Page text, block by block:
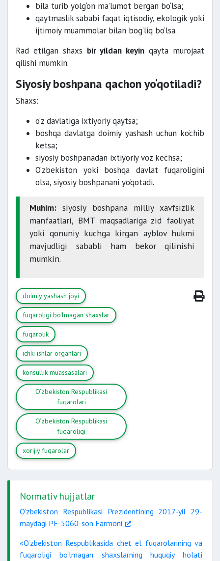
bila turib yolg‘on ma’lumot bergan bo‘lsa;
qaytmaslik sababi faqat iqtisodiy, ekologik yoki
ijtimoiy muammolar bilan bog‘liq bo‘lsa.
Rad etilgan shaxs bir yildan keyin qayta murojaat
qilishi mumkin.
Siyosiy boshpana qachon yo‘qotiladi?
Shaxs:
o‘z davlatiga ixtiyoriy qaytsa;
boshqa davlatga doimiy yashash uchun ko‘chib
ketsa;
siyosiy boshpanadan ixtiyoriy voz kechsa;
O‘zbekiston yoki boshqa davlat fuqaroligini
olsa, siyosiy boshpanani yo‘qotadi.
Muhim: siyosiy boshpana milliy xavfsizlik
manfaatlari, BMT maqsadlariga zid faoliyat
yoki qonuniy kuchga kirgan ayblov hukmi
mavjudligi sababli ham bekor qilinishi
mumkin.
doimiy yashash joyi
fuqaroligi bo‘lmagan shaxslar
fuqarolik
ichki ishlar organlari
konsullik muassasalari
O‘zbekiston Respublikasi
fuqarolari
O‘zbekiston Respublikasi
fuqaroligi
xorijiy fuqarolar
Normativ hujjatlar
O‘zbekiston Respublikasi Prezidentining 2017-yil 29-
maydagi PF-5060-son Farmoni
«O‘zbekiston Respublikasida chet el fuqarolarining va
fuqaroligi bo‘lmagan shaxslarning huquqiy holati